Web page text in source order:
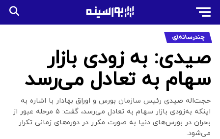
چندرسانه‌ای
صیدی: به زودی بازار
سهام به تعادل می‌رسد
حجت‌اله صیدی رئیس سازمان بورس و اوراق بهادار با اشاره به
اینکه به‌زودی بازار سهام به تعادل می‌رسد، گفت: ۵ مرحله‌ عبور از
بحران در بورس‌های دنیا به صورت مکرر در دوره‌های زمانی تکرار
می‌شود.